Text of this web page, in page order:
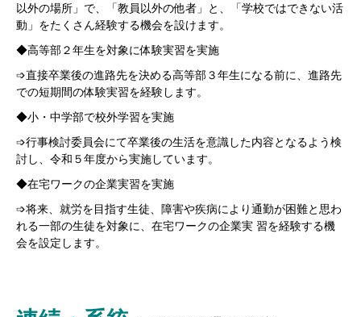
以外の場所」で、「教員以外の他者」と、「学校ではできない活
動」をたくさん経験する機会を設けます。
◆高等部２年生を対象に体験実習を実施
➩直接卒業後の進路先を決める高等部３年生になる前に、進路先
での短期間の体験実習を経験します。
◆小・中学部で校外学習を実施
➩行事検討委員会にて卒業後の生活を意識した内容となるよう検
討し、令和５年度から実施しています。
◆在宅ワークの企業実習を実施
➩将来、就労を目指す生徒、障害や疾病により通勤が困難と思わ
れる一部の生徒を対象に、在宅ワークの企業実 習を経験する機
会を設定します。